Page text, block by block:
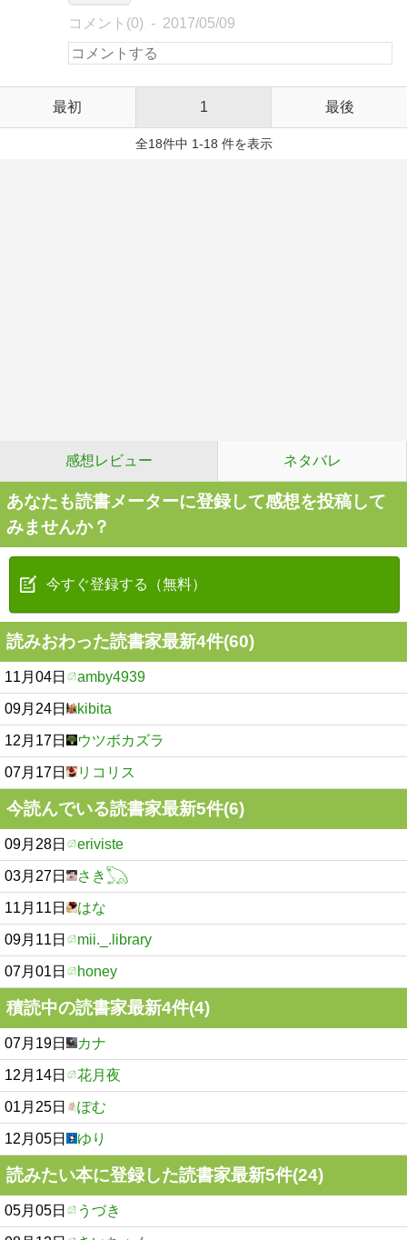
コメント(0) 2017/05/09
最初 1 最後
全18件中 1-18 件を表示
感想レビュー ネタバレ
あなたも読書メーターに登録して感想を投稿して
みませんか？
今すぐ登録する（無料）
読みおわった読書家最新4件(60)
11月04日 amby4939
09月24日 kibita
12月17日 ウツボカズラ
07月17日 リコリス
今読んでいる読書家最新5件(6)
09月28日 eriviste
03月27日 さき𓆏
11月11日 はな
09月11日 mii._.library
07月01日 honey
積読中の読書家最新4件(4)
07月19日 カナ
12月14日 花月夜
01月25日 ぽむ
12月05日 ゆり
読みたい本に登録した読書家最新5件(24)
05月05日 うづき